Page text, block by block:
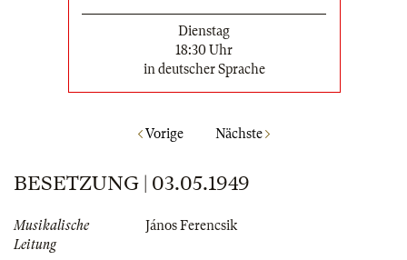
Dienstag
18:30 Uhr
in deutscher Sprache
Vorige Nächste
BESETZUNG | 03.05.1949
Musikalische
Leitung
János Ferencsik